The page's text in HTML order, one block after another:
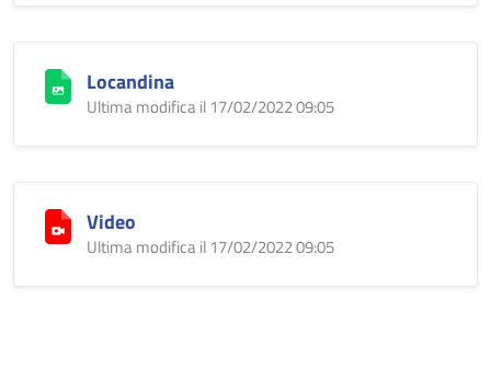
Locandina
Ultima modifica il 17/02/2022 09:05
Video
Ultima modifica il 17/02/2022 09:05